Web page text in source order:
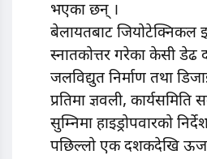
भएका छन् ।
बेलायतबाट जियोटेक्निकल
स्नातकोत्तर गरेका केसी
जलविद्युत निर्माण तथा
प्रतिमा ज्ञवली, कार्यसमिति
सुम्निमा हाइड्रोपवारको
पछिल्लो एक दशकदेखि ऊर्जा